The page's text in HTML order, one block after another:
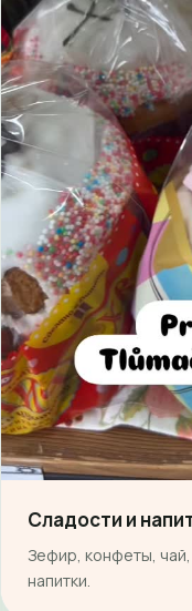
Сладости и
Зефир, конфеты,
напитки.